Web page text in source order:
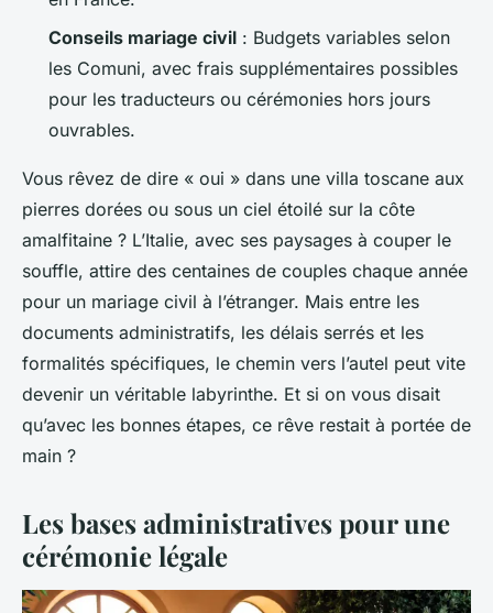
Conseils mariage civil : Budgets variables selon
les Comuni, avec frais supplémentaires possibles
pour les traducteurs ou cérémonies hors jours
ouvrables.
Vous rêvez de dire « oui » dans une villa toscane aux
pierres dorées ou sous un ciel étoilé sur la côte
amalfitaine ? L’Italie, avec ses paysages à couper le
souffle, attire des centaines de couples chaque année
pour un mariage civil à l’étranger. Mais entre les
documents administratifs, les délais serrés et les
formalités spécifiques, le chemin vers l’autel peut vite
devenir un véritable labyrinthe. Et si on vous disait
qu’avec les bonnes étapes, ce rêve restait à portée de
main ?
Les bases administratives pour une
cérémonie légale